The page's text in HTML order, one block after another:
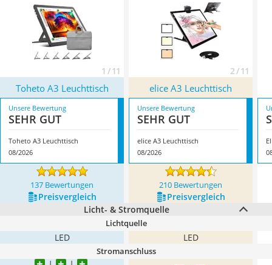
besonders das Modell
Toheto A3 Leuchttisch* mit seinen
Eigenschaften.
1 / 11 2 / 11
Toheto A3 Leuchttisch elice A3 Leuchttisch
Unsere Bewertung
SEHR GUT
Toheto A3 Leuchttisch
08/2026
Unsere Bewertung
SEHR GUT
elice A3 Leuchttisch
08/2026
137 Bewertungen 210 Bewertungen
Preis­vergleich
Preis­vergleich
Licht- & Stromquelle
Lichtquelle
LED LED
Stromanschluss